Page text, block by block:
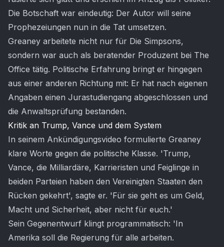
Die Botschaft war eindeutig: Der Autor will seine
Prophezeiungen nun in die Tat umsetzen.
Greaney arbeitete nicht nur für Die Simpsons,
sondern war auch als beratender Produzent bei The
Office tätig. Politische Erfahrung bringt er hingegen
aus einer anderen Richtung mit: Er hat nach eigenen
Angaben einen Jurastudiengang abgeschlossen und
die Anwaltsprüfung bestanden.
Kritik an Trump, Vance und dem System
In seinem Ankündigungsvideo formulierte Greaney
klare Worte gegen die politische Klasse. 'Trump,
Vance, die Milliardäre, Karrieristen und Feiglinge in
beiden Parteien haben den Vereinigten Staaten den
Rücken gekehrt', sagte er. 'Für sie geht es um Geld,
Macht und Sicherheit, aber nicht für euch.'
Sein Gegenentwurf klingt programmatisch: 'In
Amerika soll die Regierung für alle arbeiten.